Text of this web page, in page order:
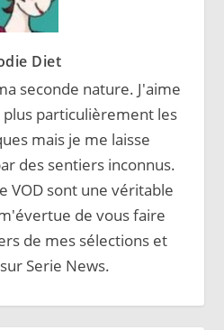
Diet
seconde nature. J'aime
particulièrement les
mais je me laisse
des sentiers inconnus.
VOD sont une véritable
de vous faire
de mes sélections et
Serie News.